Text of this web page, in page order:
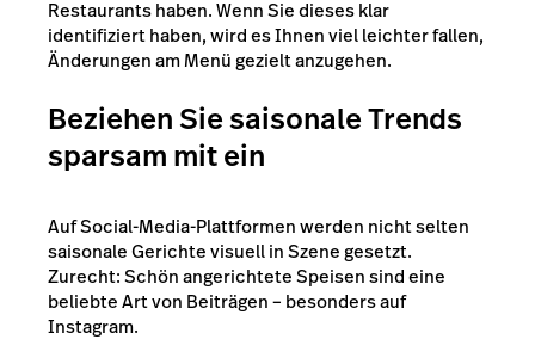
Restaurants haben. Wenn Sie dieses klar
identifiziert haben, wird es Ihnen viel leichter fallen,
Änderungen am Menü gezielt anzugehen.
Beziehen Sie saisonale Trends
sparsam mit ein
Auf Social-Media-Plattformen werden nicht selten
saisonale Gerichte visuell in Szene gesetzt.
Zurecht: Schön angerichtete Speisen sind eine
beliebte Art von Beiträgen – besonders auf
Instagram.